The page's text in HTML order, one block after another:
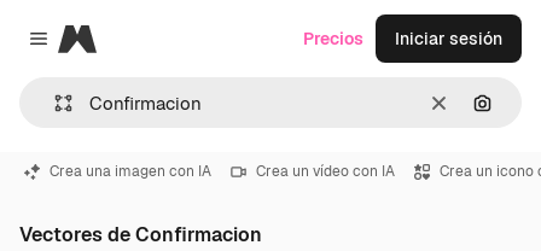
Close menu
Magnific
Borrar
Precios Iniciar sesión
Crea una imagen con IA Crea un vídeo con IA Crea un icono
Vectores de Confirmacion